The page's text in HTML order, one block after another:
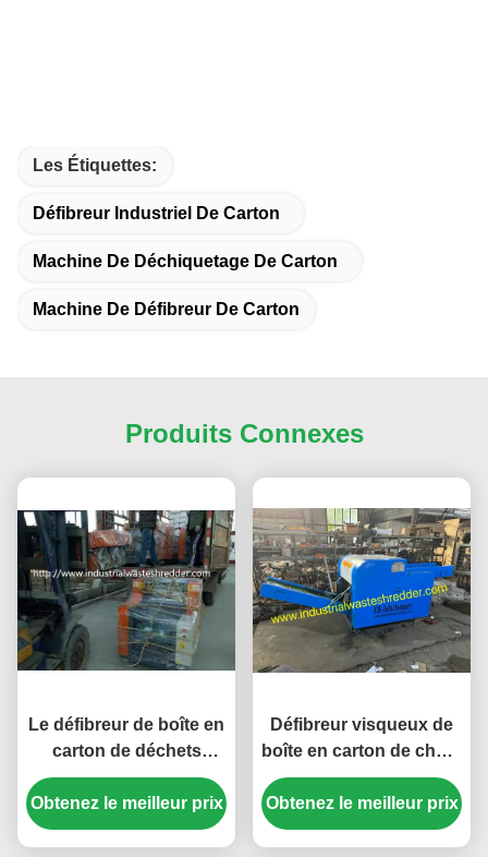
Les Étiquettes:
Défibreur Industriel De Carton
Machine De Déchiquetage De Carton
Machine De Défibreur De Carton
Produits Connexes
Le défibreur de boîte en
carton de déchets
industriels pour lâche/a
emballé le type vieux
vêtements
Obtenez le meilleur prix
Défibreur visqueux de
boîte en carton de chute
de fibre avec tourner la
conception tordue de
couteau
Obtenez le meilleur prix